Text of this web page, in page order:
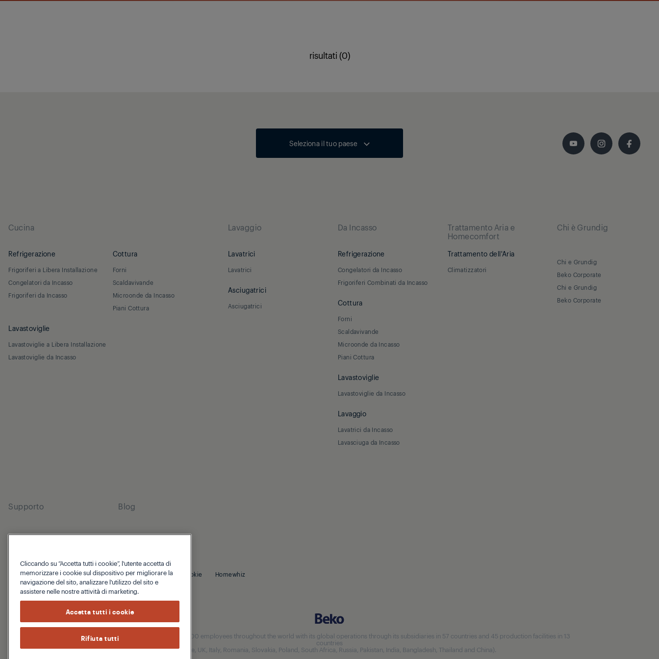
risultati (0)
Seleziona il tuo paese
Cucina
Refrigerazione
Frigoriferi a Libera Installazione
Congelatori da Incasso
Frigoriferi da Incasso
Cottura
Forni
Scaldavivande
Microonde da Incasso
Piani Cottura
Lavastoviglie
Lavastoviglie a Libera Installazione
Lavastoviglie da Incasso
Lavaggio
Lavatrici
Lavatrici
Asciugatrici
Asciugatrici
Da Incasso
Refrigerazione
Congelatori da Incasso
Frigoriferi Combinati da Incasso
Cottura
Forni
Scaldavivande
Microonde da Incasso
Piani Cottura
Lavastoviglie
Lavastoviglie da Incasso
Lavaggio
Lavatrici da Incasso
Lavasciuga da Incasso
Trattamento Aria e
Homecomfort
Trattamento dell'Aria
Climatizzatori
Chi è Grundig
Chi e Grundig
Beko Corporate
Chi e Grundig
Beko Corporate
Supporto Blog
© 2026 Grundig Informativa sulla privacy Politica sui cookie Homewhiz
Our parent company, Beko has 55,000 employees throughout the world with its global operations through its subsidiaries in 57 countries and 45 production facilities in 13
countries
(i.e. Türkiye, UK, Italy, Romania, Slovakia, Poland, South Africa, Russia, Pakistan, India, Bangladesh, Thailand and China).
Cliccando su “Accetta tutti i cookie”, l'utente accetta di
memorizzare i cookie sul dispositivo per migliorare la
navigazione del sito, analizzare l'utilizzo del sito e
assistere nelle nostre attività di marketing.
Accetta tutti i cookie
Rifiuta tutti